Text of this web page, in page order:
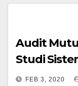
Audit
Studi
Kampus
FEB 3, 2020